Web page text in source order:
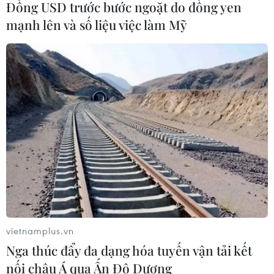
05/08/2026 14:56
Bão số 3 gây gió mạnh, sóng cao trên
vùng biển phía Đông Nam
05/08/2026 14:55
Thả kỳ đà hoa về rừng đặc dụng
vườn chim Bạc Liêu
05/08/2026 13:45
Đẩy nhanh tiến độ Nhà máy điện rác
ở Thanh Hóa trước áp lực xử lý rác
Đồng USD trước bước ngoặt do đồng yen
mạnh lên và số liệu việc làm Mỹ
vietnamplus.vn
Nga thúc đẩy đa dạng hóa tuyến vận tải kết
nối châu Á qua Ấn Độ Dương